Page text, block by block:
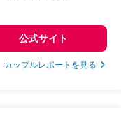
公式サイト
カップルレポートを見る